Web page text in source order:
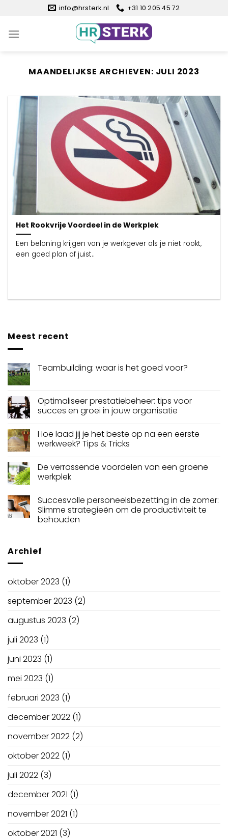
inhoud
info@hrsterk.nl +31 10 205 45 72
MAANDELIJKSE ARCHIEVEN: JULI 2023
Het Rookvrije Voordeel in de Werkplek
Een beloning krijgen van je werkgever als je niet rookt,
een goed plan of juist..
Meest recent
Teambuilding: waar is het goed voor?
Optimaliseer prestatiebeheer: tips voor
succes en groei in jouw organisatie
Hoe laad jij je het beste op na een eerste
werkweek? Tips & Tricks
De verrassende voordelen van een groene
werkplek
Succesvolle personeelsbezetting in de zomer:
Slimme strategieën om de productiviteit te
behouden
Archief
oktober 2023 (1)
september 2023 (2)
augustus 2023 (2)
juli 2023 (1)
juni 2023 (1)
mei 2023 (1)
februari 2023 (1)
december 2022 (1)
november 2022 (2)
oktober 2022 (1)
juli 2022 (3)
december 2021 (1)
november 2021 (1)
oktober 2021 (3)